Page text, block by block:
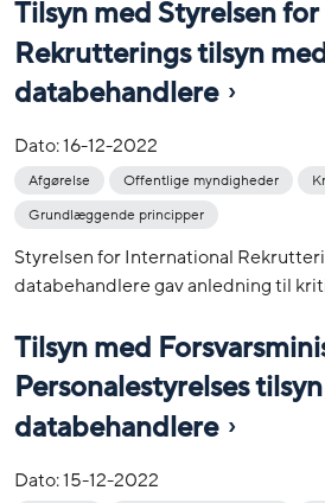
Tilsyn med Styrelsen
Rekrutterings tilsyn
databehandlere
Dato:16-12-2022
Afgørelse Offentlige myndigheder
Grundlæggende principper
Styrelsen for International
databehandlere gav anledning til
Tilsyn med
Personalestyrelses
databehandlere
Dato:15-12-2022